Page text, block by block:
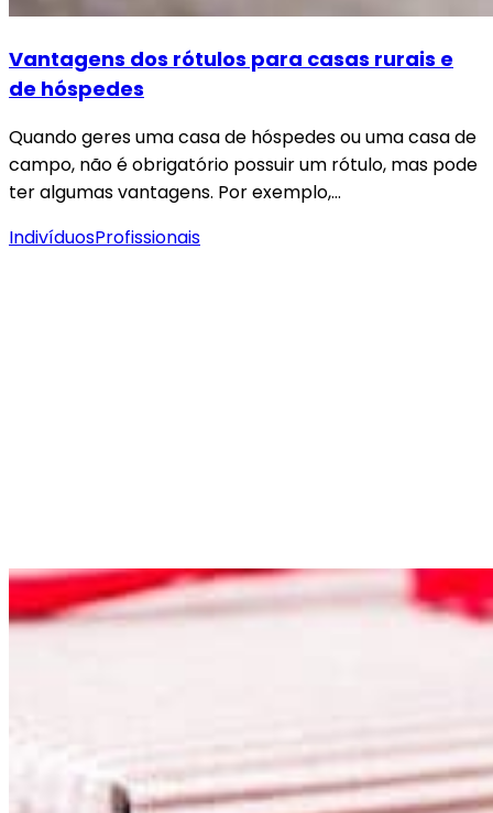
Vantagens dos rótulos para casas rurais e
de hóspedes
Quando geres uma casa de hóspedes ou uma casa de
campo, não é obrigatório possuir um rótulo, mas pode
ter algumas vantagens. Por exemplo,…
IndivíduosProfissionais